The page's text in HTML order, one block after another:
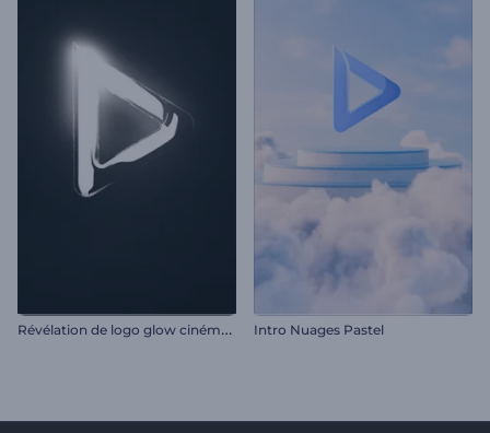
R
évélation de logo glow cinématique Intro Nuages Pastel